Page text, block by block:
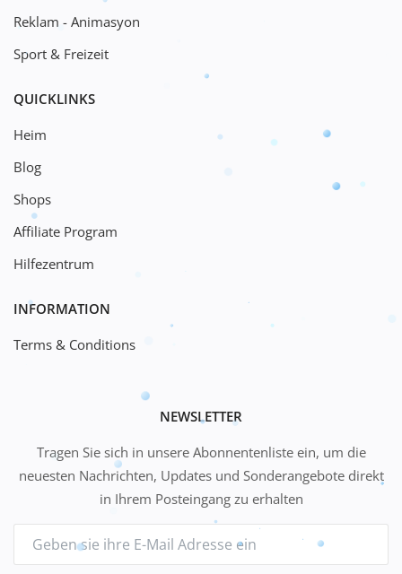
Reklam - Animasyon
Sport & Freizeit
QUICKLINKS
Heim
Blog
Shops
Affiliate Program
Hilfezentrum
INFORMATION
Terms & Conditions
NEWSLETTER
Tragen Sie sich in unsere Abonnentenliste ein, um die
neuesten Nachrichten, Updates und Sonderangebote direkt
in Ihrem Posteingang zu erhalten